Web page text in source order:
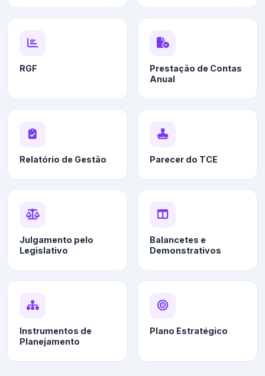
RGF
Prestação de Contas
Anual
Relatório de Gestão Parecer do TCE
Julgamento pelo
Legislativo
Balancetes e
Demonstrativos
Instrumentos de
Planejamento
Plano Estratégico